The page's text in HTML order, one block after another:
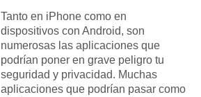
Tanto en iPhone como en
dispositivos con Android, son
numerosas las aplicaciones que
podrían poner en grave peligro tu
seguridad y privacidad. Muchas
aplicaciones que podrían pasar como